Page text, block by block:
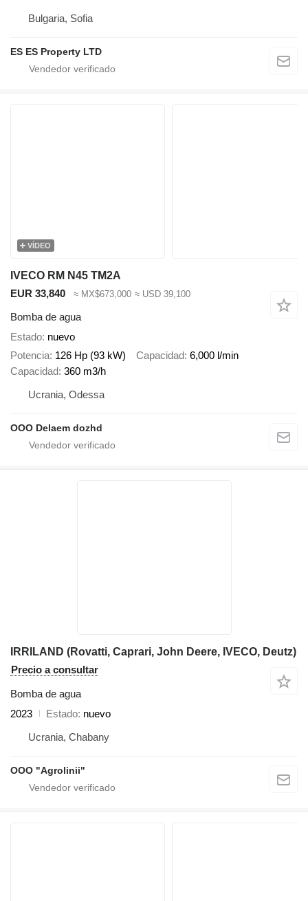
Bulgaria, Sofia
ES ES Property LTD
VÍDEO
IVECO RM N45 TM2A
EUR 33,840
≈ MX$673,000 ≈ USD 39,100
Bomba de agua
Estado nuevo
Potencia 126 Hp (93 kW) Capacidad 6,000 l/min
Capacidad 360 m3/h
Ucrania, Odessa
OOO Delaem dozhd
IRRILAND (Rovatti, Caprari, John Deere, IVECO, Deutz)
Precio a consultar
Bomba de agua
2023
Estado nuevo
Ucrania, Chabany
OOO "Agrolinii"